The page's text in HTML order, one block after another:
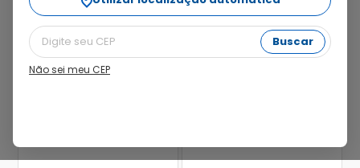
Buscar
Não sei meu CEP
Ordenar Por
relevância